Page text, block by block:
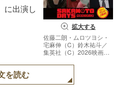
拡大する
佐藤二朗・ムロツヨシ・
宅麻伸（C）鈴木祐斗／
集英社（C）2026映画
作委員会
に出演し
を読む